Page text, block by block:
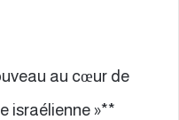
au cœur de
israélienne »**